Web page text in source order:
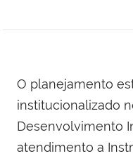
O planejamento
institucionalizado
Desenvolvimento
atendimento a